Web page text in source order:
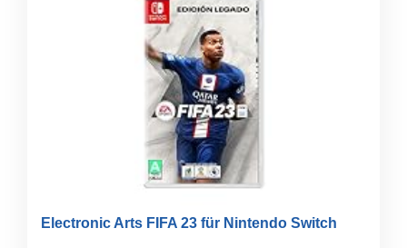
Electronic Arts FIFA 23 für Nintendo Switch